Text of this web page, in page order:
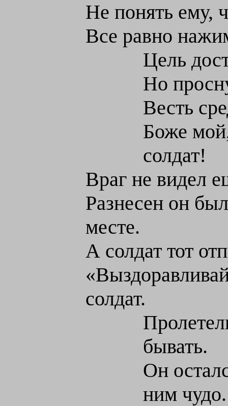
Не понять ему,
Все равно
Цель
Но
Весть
Боже
солдат!
Враг не видел
Разнесен он
месте.
А солдат тот
солдат.
бывать.
Он
ним чудо.